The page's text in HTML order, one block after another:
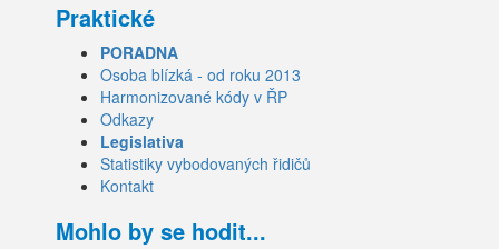
Praktické
PORADNA
Osoba blízká - od roku 2013
Harmonizované kódy v ŘP
Odkazy
Legislativa
Statistiky vybodovaných řidičů
Kontakt
Mohlo by se hodit...